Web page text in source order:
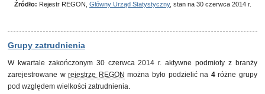
własność mieszana między sektorami z przewagą
Źródło: Rejestr REGON, Główny Urząd Statystyczny, stan na 30 czerwca 2014 r.
Grupy zatrudnienia
W kwartale zakończonym 30 czerwca 2014 r. aktywne podmioty z branży
zarejestrowane wrejestrze REGON można było podzielić na 4różne grupy
pod względem wielkości zatrudnienia.